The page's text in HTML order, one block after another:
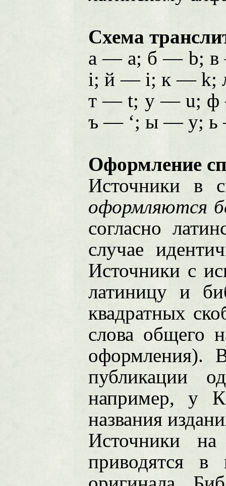
Схема
а — a; б — b;
i; й — i; к — k;
т — t; у — u; ф
ъ — ‘; ы — y; ь
Оформление
Источники в
оформляются
согласно
случае
Источники с
латиницу и
квадратных
слова общего
оформления).
публикации
например, у
названия
Источники
приводятся в